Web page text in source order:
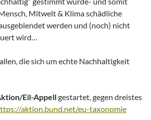
Mitwelt & Klima schädliche
werden und (noch) nicht
wird…
die sich um echte Nachhaltigkeit
Eil-Appellgestartet, gegen dreistes
aktion.bund.net/eu-taxonomie